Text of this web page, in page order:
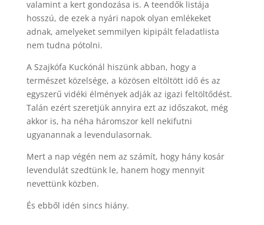
valamint a kert gondozása is. A teendők listája
hosszú, de ezek a nyári napok olyan emlékeket
adnak, amelyeket semmilyen kipipált feladatlista
nem tudna pótolni.
A Szajkófa Kuckónál hiszünk abban, hogy a
természet közelsége, a közösen eltöltött idő és az
egyszerű vidéki élmények adják az igazi feltöltődést.
Talán ezért szeretjük annyira ezt az időszakot, még
akkor is, ha néha háromszor kell nekifutni
ugyanannak a levendulasornak.
Mert a nap végén nem az számít, hogy hány kosár
levendulát szedtünk le, hanem hogy mennyit
nevettünk közben.
És ebből idén sincs hiány.